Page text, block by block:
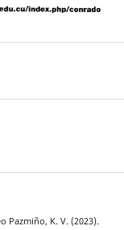
Pazmiño, K. V. (2023).